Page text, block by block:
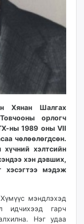
Хянан Шалгах
орлогч
ны 1989 оны VII
чөлөөлөгдсөн.
хэлтсийн
хэн дэвших,
хэсэгтээ мэдэж
мэндлэхэд
идчихээд гарч
Нэг удаа